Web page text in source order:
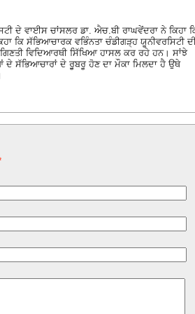
ਦੇ ਵਾਈਸ ਚਾਂਸਲਰ ਡਾ. ਐਚ.ਬੀ ਰਾਘਵੇਂਦਰਾ ਨੇ ਕਿਹਾ
ਕਿ ਸੱਭਿਆਚਾਰਕ ਵਭਿੰਨਤਾ ਚੰਡੀਗੜ੍ਹ ਯੂਨੀਵਰਸਿਟੀ
ਵਿਦਿਆਰਥੀ ਸਿੱਖਿਆ ਹਾਸਲ ਕਰ ਰਹੇ ਹਨ। ਸਾਂਝੇ
ਸੱਭਿਆਚਾਰਾਂ ਦੇ ਰੂੁਬਰੂ ਹੋਣ ਦਾ ਮੌਕਾ ਮਿਲਦਾ ਹੈ ਉਥੇ